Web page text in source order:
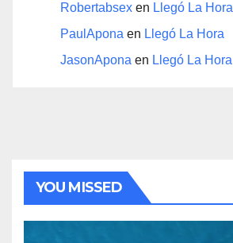
Robertabsex en Llegó La Hora
PaulApona en Llegó La Hora
JasonApona en Llegó La Hora
YOU MISSED